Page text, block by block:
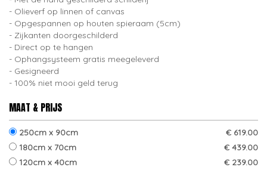
Olieverf op linnen of canvas
Opgespannen op houten spieraam (5cm)
Zijkanten doorgeschilderd
Direct op te hangen
Ophangsysteem gratis meegeleverd
Gesigneerd
100% niet mooi geld terug
MAAT & PRIJS
250cm x 90cm
€ 619.00
180cm x 70cm
€ 439.00
120cm x 40cm
€ 239.00